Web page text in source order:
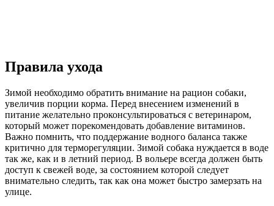
Правила ухода
Зимой необходимо обратить внимание на рацион собаки,
увеличив порции корма. Перед внесением изменений в
питание желательно проконсультироваться с ветеринаром,
который может порекомендовать добавление витаминов.
Важно помнить, что поддержание водного баланса также
критично для терморегуляции. Зимой собака нуждается в воде
так же, как и в летний период. В вольере всегда должен быть
доступ к свежей воде, за состоянием которой следует
внимательно следить, так как она может быстро замерзать на
улице.